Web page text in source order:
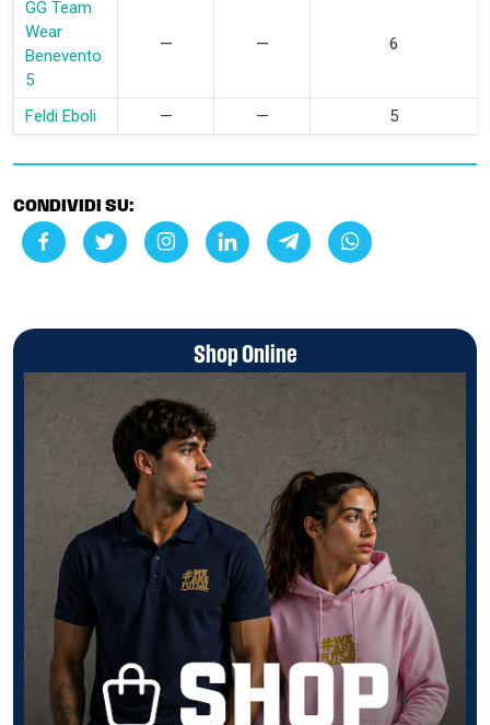
GG Team
Wear
Benevento
5
— — 6
Feldi Eboli — — 5
CONDIVIDI SU:
Shop Online